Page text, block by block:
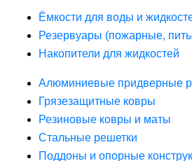
Ёмкости для воды и
Резервуары (пожарные,
Накопители для жидкостей
Алюминиевые придверные
Грязезащитные ковры
Резиновые ковры и маты
Стальные решетки
Поддоны и опорные